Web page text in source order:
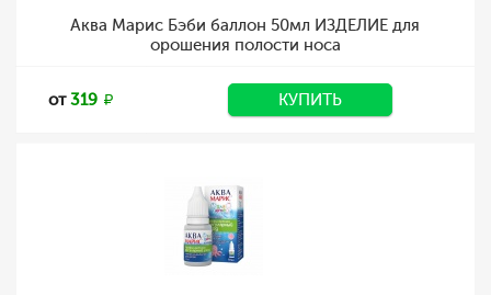
Аква Марис Бэби баллон 50мл ИЗДЕЛИЕ для
орошения полости носа
от319 КУПИТЬ